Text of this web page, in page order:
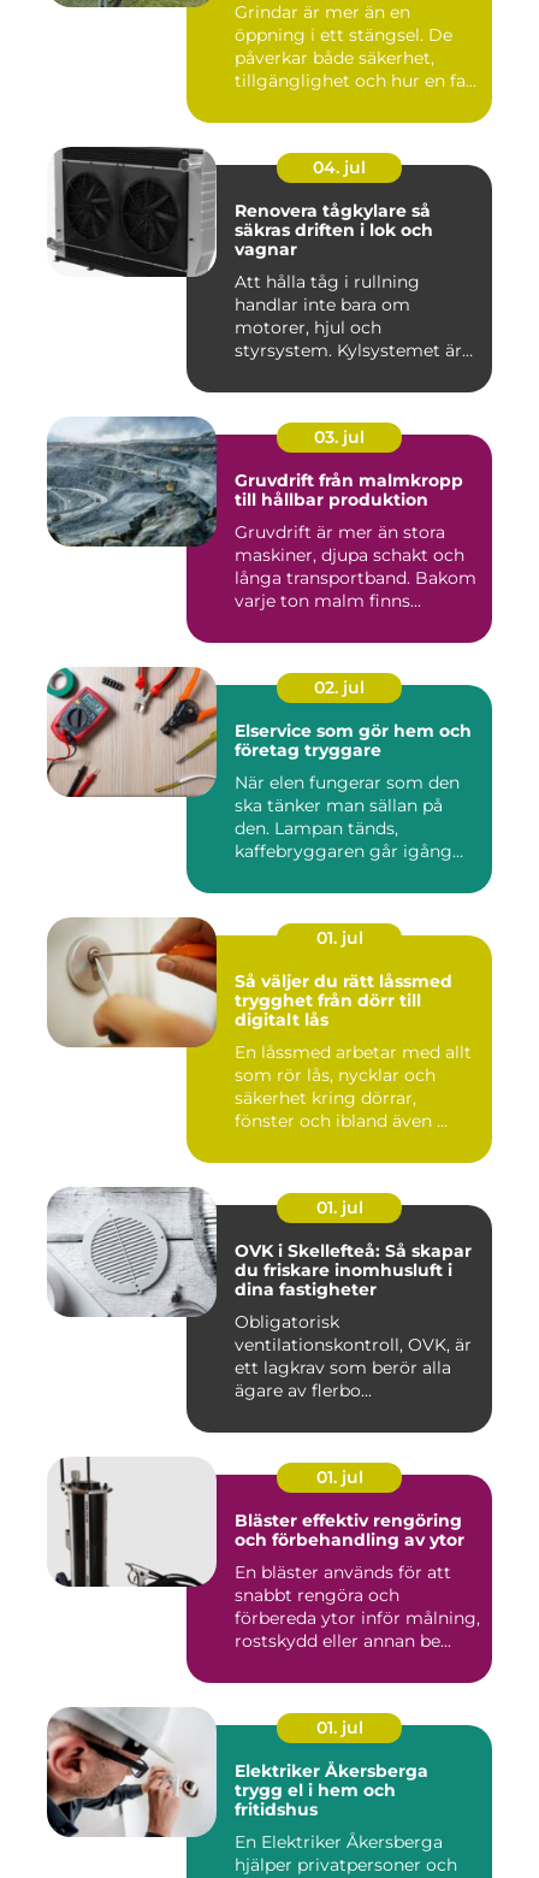
Grindar är mer än en
öppning i ett stängsel. De
påverkar både säkerhet,
tillgänglighet och hur en fa...
04. jul
Renovera tågkylare så
säkras driften i lok och
vagnar
Att hålla tåg i rullning
handlar inte bara om
motorer, hjul och
styrsystem. Kylsystemet är
03. jul
Gruvdrift från malmkropp
till hållbar produktion
Gruvdrift är mer än stora
maskiner, djupa schakt och
långa transportband. Bakom
varje ton malm finns...
02. jul
Elservice som gör hem och
företag tryggare
När elen fungerar som den
ska tänker man sällan på
den. Lampan tänds,
kaffebryggaren går igång
01. jul
Så väljer du rätt låssmed
trygghet från dörr till
digitalt lås
En låssmed arbetar med allt
som rör lås, nycklar och
säkerhet kring dörrar,
fönster och ibland även ...
01. jul
OVK i Skellefteå: Så skapar
du friskare inomhusluft i
dina fastigheter
Obligatorisk
ventilationskontroll, OVK, är
ett lagkrav som berör alla
ägare av flerbo...
01. jul
Bläster effektiv rengöring
och förbehandling av ytor
En bläster används för att
snabbt rengöra och
förbereda ytor inför målning,
rostskydd eller annan be...
01. jul
Elektriker Åkersberga
trygg el i hem och
fritidshus
En Elektriker Åkersberga
hjälper privatpersoner och